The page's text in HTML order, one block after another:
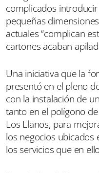
complicados introducir
pequeñas
actuales “complican
cartones acaban
Una iniciativa que la
presentó en el pleno
con la instalación de
tanto en el polígono
Los Llanos, para
los negocios ubicados
los servicios que en